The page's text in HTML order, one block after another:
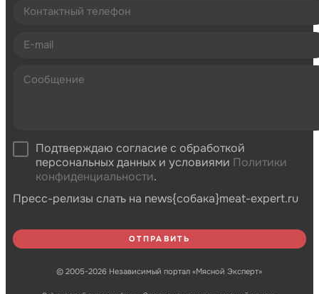
Подтверждаю согласие с обработкой
персональных данных и условиями Политики
конфиденциальности.
Пресс-релизы слать на news{собака}meat-expert.ru
© 2005-2026 Независимый портал «Мясной Эксперт»